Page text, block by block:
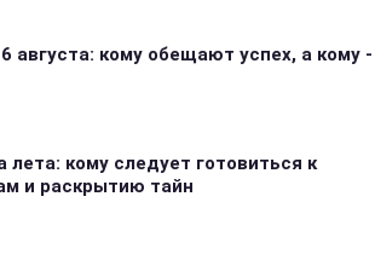
августа: кому обещают успех, а кому -
лета: кому следует готовиться к
и раскрытию тайн